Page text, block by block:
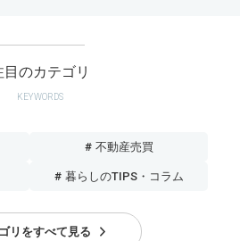
目のカテゴリ
KEYWORDS
# 不動産売買
# 暮らしのTIPS・コラム
リをすべて見る